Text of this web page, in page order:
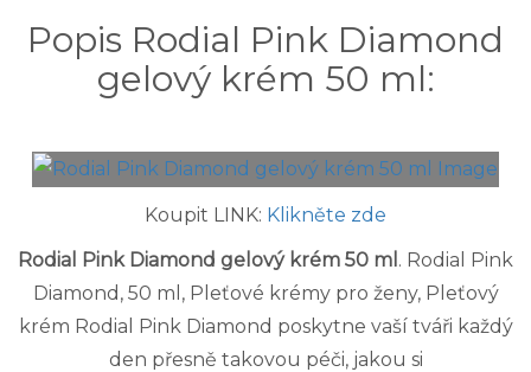
Popis Rodial Pink Diamond
gelový krém 50 ml:
Koupit LINK: Klikněte zde
Rodial Pink Diamond gelový krém 50 ml . Rodial Pink
Diamond, 50 ml, Pleťové krémy pro ženy, Pleťový
krém Rodial Pink Diamond poskytne vaší tváři každý
den přesně takovou péči, jakou si